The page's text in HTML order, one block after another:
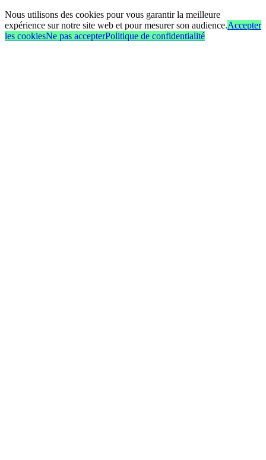
Nous utilisons des cookies pour vous garantir la meilleure
expérience sur notre site web et pour mesurer son audience.Accepter
les cookiesNe pas accepterPolitique de confidentialité